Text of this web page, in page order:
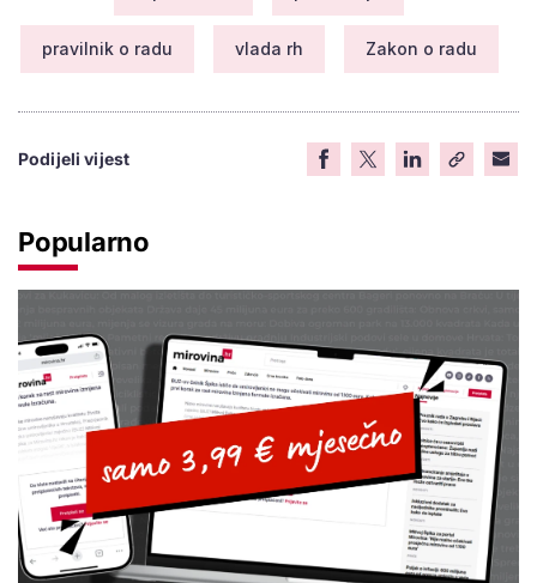
pravilnik o radu vlada rh Zakon o radu
Podijeli vijest
Popularno